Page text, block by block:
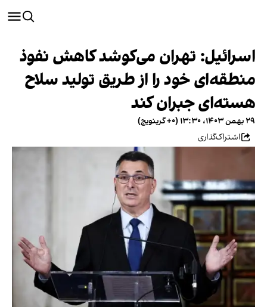
اسرائیل: تهران می‌کوشد کاهش نفوذ
منطقه‌ای خود را از طریق تولید سلاح
هسته‌ای جبران کند
۲۹ بهمن ۱۴۰۳، ۱۳:۳۰ (‎+۰ گرینویچ)
اشتراک‌گذاری